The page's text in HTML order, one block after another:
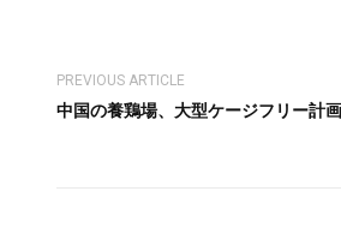
PREVIOUS ARTICLE
中国の養鶏場、大型ケージフリー計